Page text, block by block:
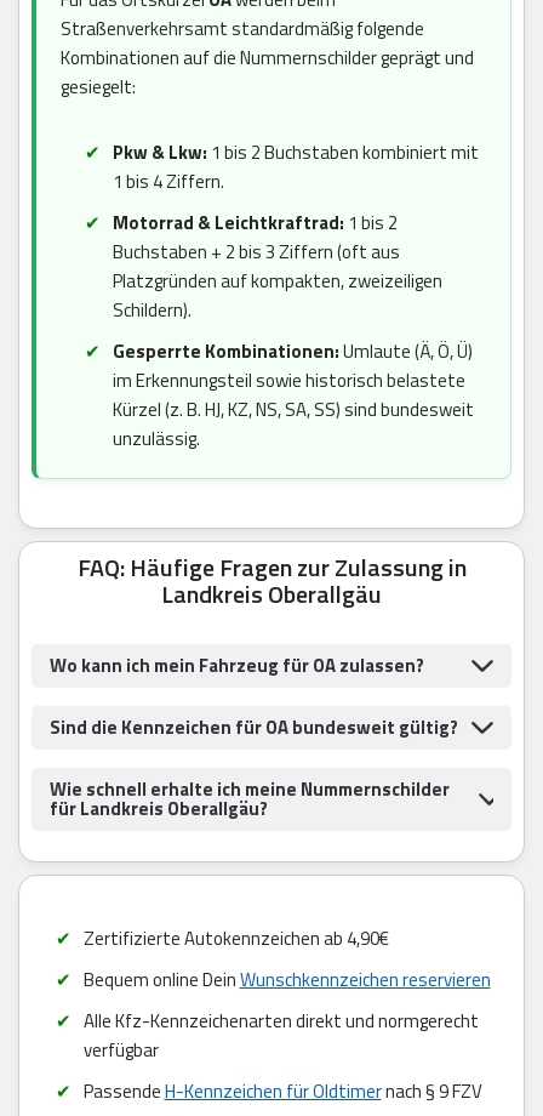
Straßenverkehrsamt standardmäßig folgende
Kombinationen auf die Nummernschilder geprägt und
gesiegelt:
Pkw & Lkw: 1 bis 2 Buchstaben kombiniert mit
1 bis 4 Ziffern.
Motorrad & Leichtkraftrad: 1 bis 2
Buchstaben + 2 bis 3 Ziffern (oft aus
Platzgründen auf kompakten, zweizeiligen
Schildern).
Gesperrte Kombinationen:Umlaute (Ä, Ö, Ü)
im Erkennungsteil sowie historisch belastete
Kürzel (z. B. HJ, KZ, NS, SA, SS) sind bundesweit
unzulässig.
FAQ: Häufige Fragen zur Zulassung in
Landkreis Oberallgäu
Wo kann ich mein Fahrzeug für OA zulassen?
Sind die Kennzeichen für OA bundesweit gültig?
Wie schnell erhalte ich meine Nummernschilder
für Landkreis Oberallgäu?
Zertifizierte Autokennzeichen ab 4,90€
Bequem online DeinWunschkennzeichen reservieren
Alle Kfz-Kennzeichenarten direkt und normgerecht
verfügbar
PassendeH-Kennzeichen für Oldtimernach § 9 FZV